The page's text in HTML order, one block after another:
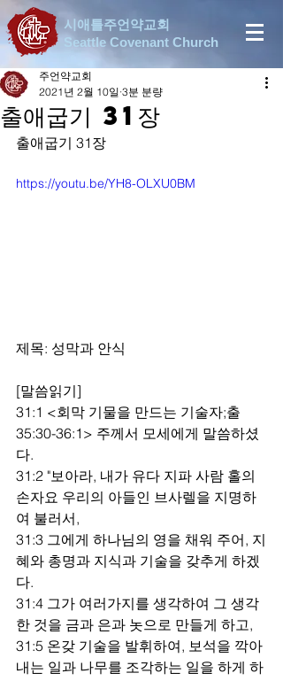
시애틀주언약교회
Seattle Covenant Church
출애굽기 31장
주언약교회
2021년 2월 10일 3분 분량
출애굽기 31장
https://youtu.be/YH8-OLXU0BM
제목: 성막과 안식
[말씀읽기]
31:1 <회막 기물을 만드는 기술자;출
35:30-36:1> 주께서 모세에게 말씀하셨
다.
31:2 "보아라, 내가 유다 지파 사람 홀의
손자요 우리의 아들인 브사렐을 지명하
여 불러서,
31:3 그에게 하나님의 영을 채워 주어, 지
혜와 총명과 지식과 기술을 갖추게 하겠
다.
31:4 그가 여러가지를 생각하여 그 생각
한 것을 금과 은과 놋으로 만들게 하고,
31:5 온갖 기술을 발휘하여, 보석을 깍아
내는 일과 나무를 조각하는 일을 하게 하